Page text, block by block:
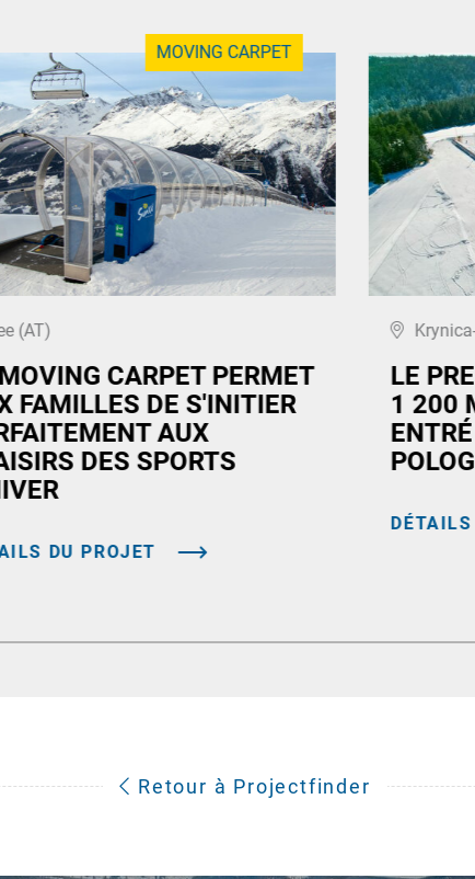
MOVING CARPET
(AT)
CARPET PERMET
FAMILLES DE S'INITIER
AUX
DES SPORTS
DU PROJET
LE
1 200
Retour à Projectfinder